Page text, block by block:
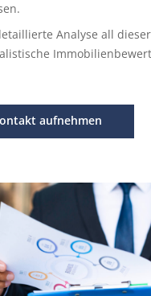
Analyse all
aufnehmen